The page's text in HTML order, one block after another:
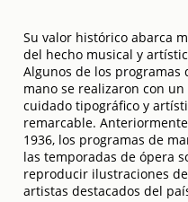
Su valor histórico abarca
del hecho musical y
Algunos de los programas
mano se realizaron con un
cuidado tipográfico y
remarcable.
1936, los programas de
las temporadas de ópera
reproducir ilustraciones de
artistas destacados del